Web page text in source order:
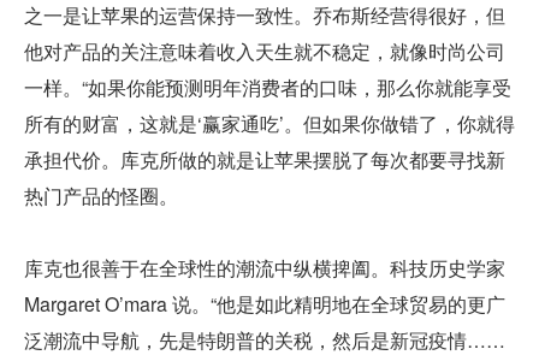
之一是让苹果的运营保持一致性。乔布斯经营得很好，但
他对产品的关注意味着收入天生就不稳定，就像时尚公司
一样。“如果你能预测明年消费者的口味，那么你就能享受
所有的财富，这就是‘赢家通吃’。但如果你做错了，你就得
承担代价。库克所做的就是让苹果摆脱了每次都要寻找新
热门产品的怪圈。
库克也很善于在全球性的潮流中纵横捭阖。科技历史学家
Margaret O’mara 说。“他是如此精明地在全球贸易的更广
泛潮流中导航，先是特朗普的关税，然后是新冠疫情……